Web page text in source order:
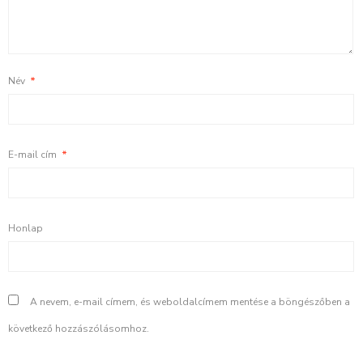
Név *
E-mail cím *
Honlap
A nevem, e-mail címem, és weboldalcímem mentése a böngészőben a
következő hozzászólásomhoz.